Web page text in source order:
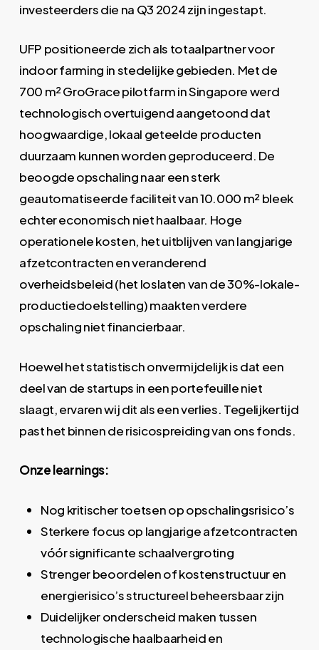
investeerders die na Q3 2024 zijn ingestapt.
UFP positioneerde zich als totaalpartner voor
indoor farming in stedelijke gebieden. Met de
700 m² GroGrace pilotfarm in Singapore werd
technologisch overtuigend aangetoond dat
hoogwaardige, lokaal geteelde producten
duurzaam kunnen worden geproduceerd. De
beoogde opschaling naar een sterk
geautomatiseerde faciliteit van 10.000 m² bleek
echter economisch niet haalbaar. Hoge
operationele kosten, het uitblijven van langjarige
afzetcontracten en veranderend
overheidsbeleid (het loslaten van de 30%-lokale-
productiedoelstelling) maakten verdere
opschaling niet financierbaar.
Hoewel het statistisch onvermijdelijk is dat een
deel van de startups in een portefeuille niet
slaagt, ervaren wij dit als een verlies. Tegelijkertijd
past het binnen de risicospreiding van ons fonds.
Onze learnings:
Nog kritischer toetsen op opschalingsrisico’s
Sterkere focus op langjarige afzetcontracten
vóór significante schaalvergroting
Strenger beoordelen of kostenstructuur en
energierisico’s structureel beheersbaar zijn
Duidelijker onderscheid maken tussen
technologische haalbaarheid en